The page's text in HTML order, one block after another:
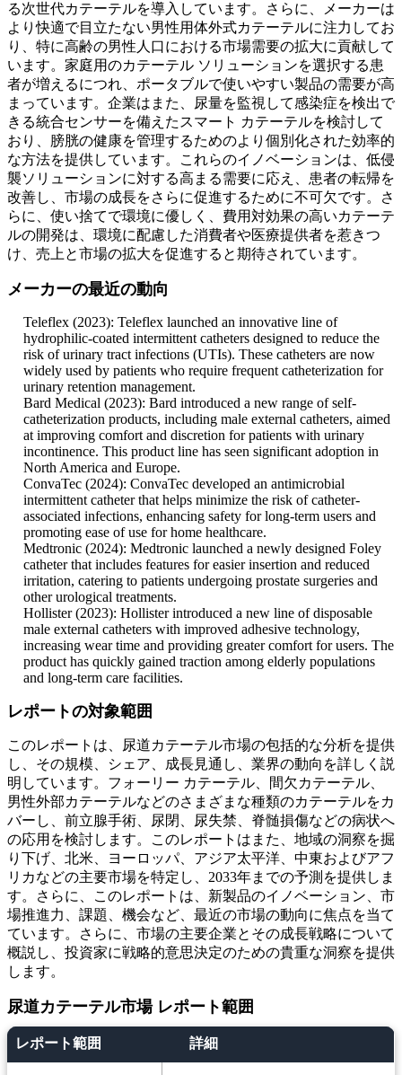
る次世代カテーテルを導入しています。さらに、メーカーは
より快適で目立たない男性用体外式カテーテルに注力してお
り、特に高齢の男性人口における市場需要の拡大に貢献して
います。家庭用のカテーテル ソリューションを選択する患
者が増えるにつれ、ポータブルで使いやすい製品の需要が高
まっています。企業はまた、尿量を監視して感染症を検出で
きる統合センサーを備えたスマート カテーテルを検討して
おり、膀胱の健康を管理するためのより個別化された効率的
な方法を提供しています。これらのイノベーションは、低侵
襲ソリューションに対する高まる需要に応え、患者の転帰を
改善し、市場の成長をさらに促進するために不可欠です。さ
らに、使い捨てで環境に優しく、費用対効果の高いカテーテ
ルの開発は、環境に配慮した消費者や医療提供者を惹きつ
け、売上と市場の拡大を促進すると期待されています。
メーカーの最近の動向
Teleflex (2023): Teleflex launched an innovative line of
hydrophilic-coated intermittent catheters designed to reduce the
risk of urinary tract infections (UTIs). These catheters are now
widely used by patients who require frequent catheterization for
urinary retention management.
Bard Medical (2023): Bard introduced a new range of self-
catheterization products, including male external catheters, aimed
at improving comfort and discretion for patients with urinary
incontinence. This product line has seen significant adoption in
North America and Europe.
ConvaTec (2024): ConvaTec developed an antimicrobial
intermittent catheter that helps minimize the risk of catheter-
associated infections, enhancing safety for long-term users and
promoting ease of use for home healthcare.
Medtronic (2024): Medtronic launched a newly designed Foley
catheter that includes features for easier insertion and reduced
irritation, catering to patients undergoing prostate surgeries and
other urological treatments.
Hollister (2023): Hollister introduced a new line of disposable
male external catheters with improved adhesive technology,
increasing wear time and providing greater comfort for users. The
product has quickly gained traction among elderly populations
and long-term care facilities.
レポートの対象範囲
このレポートは、尿道カテーテル市場の包括的な分析を提供
し、その規模、シェア、成長見通し、業界の動向を詳しく説
明しています。フォーリー カテーテル、間欠カテーテル、
男性外部カテーテルなどのさまざまな種類のカテーテルをカ
バーし、前立腺手術、尿閉、尿失禁、脊髄損傷などの病状へ
の応用を検討します。このレポートはまた、地域の洞察を掘
り下げ、北米、ヨーロッパ、アジア太平洋、中東およびアフ
リカなどの主要市場を特定し、2033年までの予測を提供しま
す。さらに、このレポートは、新製品のイノベーション、市
場推進力、課題、機会など、最近の市場の動向に焦点を当て
ています。さらに、市場の主要企業とその成長戦略について
概説し、投資家に戦略的意思決定のための貴重な洞察を提供
します。
尿道カテーテル市場 レポート範囲
レポート範囲 詳細